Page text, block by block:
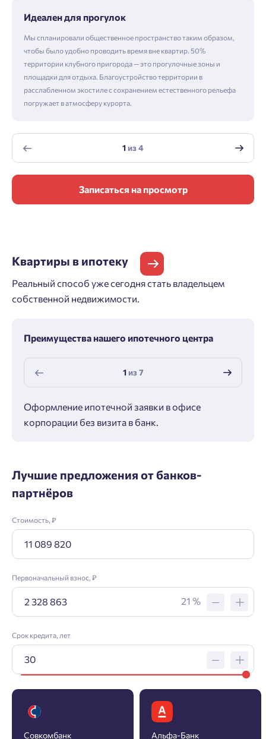
Идеален для прогулок
Мы спланировали общественное пространство таким образом,
чтобы было удобно проводить время вне квартир. 50%
территории клубного пригорода — это прогулочные зоны и
площадки для отдыха. Благоустройство территории в
расслабленном экостиле с сохранением естественного рельефа
погружает в атмосферу курорта.
1из4
Записаться на просмотр
Квартиры в ипотеку
Реальный способ уже сегодня стать владельцем
собственной недвижимости.
Преимущества нашего ипотечного центра
1из7
Оформление ипотечной заявки в офисе
корпорации без визита в банк.
Лучшие предложения от банков-
партнёров
Стоимость, ₽
Первоначальный взнос, ₽
21 %
Срок кредита, лет
Совкомбанк Альфа-Банк
Заявка на ипотеку